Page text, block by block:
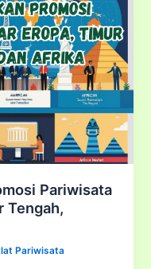
Pariwisata
Tengah,
Pariwisata